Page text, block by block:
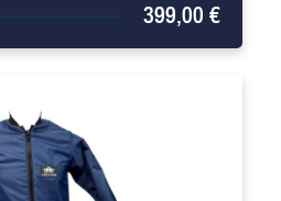
399,00 €